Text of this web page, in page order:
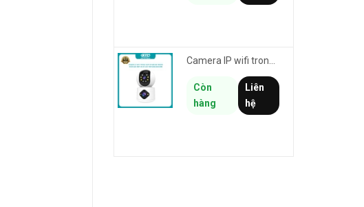
Còn
hàng
Liên
hệ